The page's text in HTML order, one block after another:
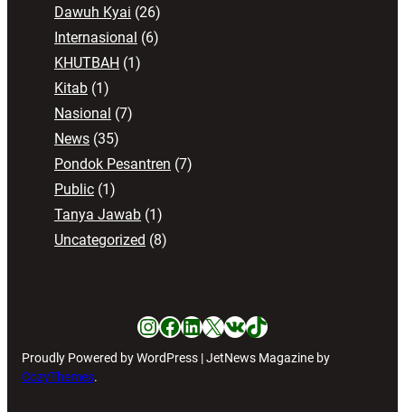
Dawuh Kyai (26)
Internasional (6)
KHUTBAH (1)
Kitab (1)
Nasional (7)
News (35)
Pondok Pesantren (7)
Public (1)
Tanya Jawab (1)
Uncategorized (8)
Instagram
Facebook
LinkedIn
X VKTikTok
Proudly Powered by WordPress | JetNews Magazine by
CozyThemes.